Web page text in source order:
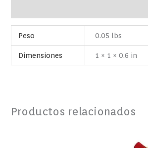
Peso 0.05 lbs
Dimensiones 1 × 1 × 0.6 in
Productos relacionados